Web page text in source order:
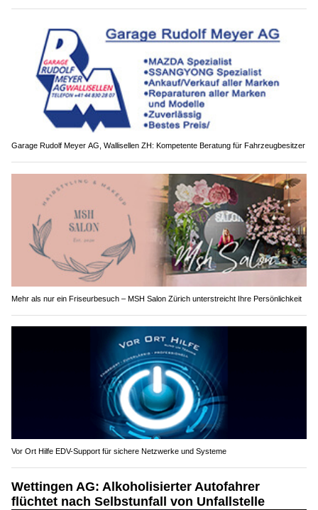
Garage Rudolf Meyer AG, Wallisellen ZH: Kompetente Beratung für Fahrzeugbesitzer
Mehr als nur ein Friseurbesuch – MSH Salon Zürich unterstreicht Ihre Persönlichkeit
Vor Ort Hilfe EDV-Support für sichere Netzwerke und Systeme
Wettingen AG: Alkoholisierter Autofahrer
flüchtet nach Selbstunfall von Unfallstelle